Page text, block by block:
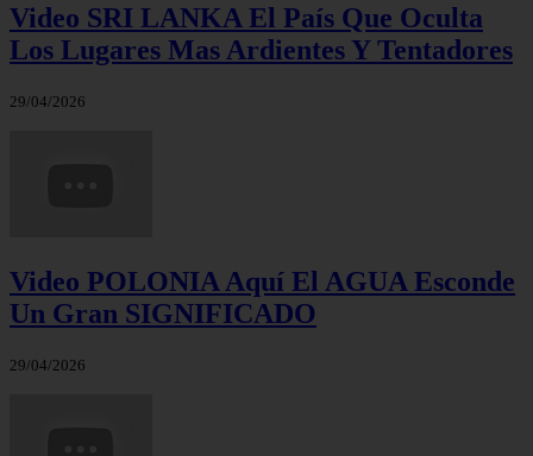
Video SRI LANKA El País Que Oculta
Los Lugares Mas Ardientes Y Tentadores
29/04/2026
Video POLONIA Aquí El AGUA Esconde
Un Gran SIGNIFICADO
29/04/2026